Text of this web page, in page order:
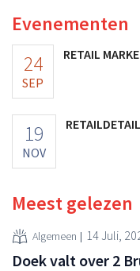
Evenementen
24
SEP
RETAIL
19
NOV
Meest gelezen
Algemeen 14 Juli,
Doek valt over 2